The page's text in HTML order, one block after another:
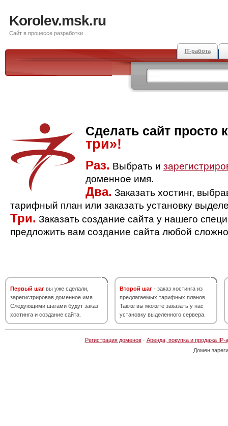
Korolev.msk.ru
Сайт в процессе разработки
IT-работа
Сделать сайт просто
три»!
Раз. Выбрать и
доменное имя.
Два. Заказать хостинг,
тарифный план или заказать установку
Три. Заказать создание сайта у нашего
предложить вам создание сайта любой
Первый шаг вы уже сделали,
зарегистрировав доменное имя.
Следующими шагами будут заказ
хостинга и создание сайта.
Второй шаг - заказ хостинга из
предлагаемых тарифных планов.
Также вы можете заказать у нас
установку выделенного сервера.
Регистрация доменов· Аренда, покупка и продажа IP-
Домен